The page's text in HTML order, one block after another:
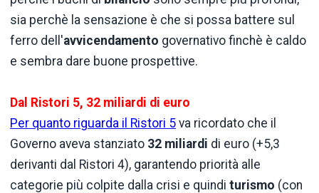
sia perchè la sensazione è che si possa battere sul
ferro dell'avvicendamento governativo finchè è caldo
e sembra dare buone prospettive.
Dal Ristori 5, 32 miliardi di euro
Per quanto riguarda il Ristori 5 va ricordato che il
Governo aveva stanziato 32 miliardi di euro (+5,3
derivanti dal Ristori 4), garantendo priorità alle
categorie più colpite dalla crisi e quindi turismo (con